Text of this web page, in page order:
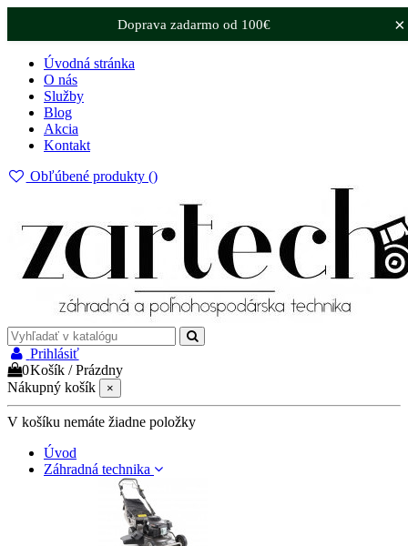
×
Doprava zadarmo od 100€
Úvodná stránka
O nás
Služby
Blog
Akcia
Kontakt
Obľúbené produkty ()
Prihlásiť
0Košík /Prázdny
Nákupný košík
×
V košíku nemáte žiadne položky
Úvod
Záhradná technika